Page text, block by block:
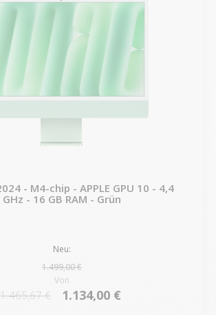
- M4-chip - APPLE GPU 10 - 4,4
GHz - 16 GB RAM - Grün
Neu:
1.499,00 €
Von
1.465,67 € 1.134,00 €